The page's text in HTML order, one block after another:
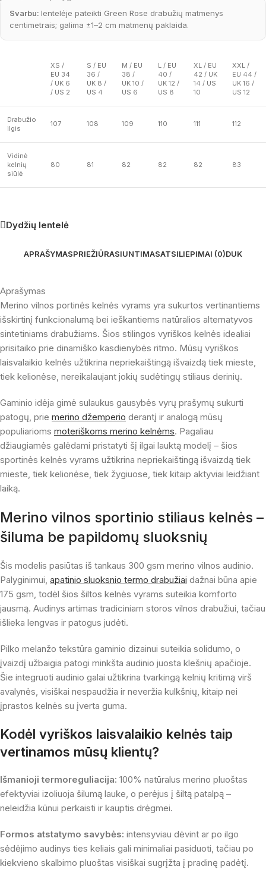
Svarbu: lentelėje pateikti Green Rose drabužių matmenys
centimetrais; galima ±1–2 cm matmenų paklaida.
XS /
EU 34
/ UK 6
/ US 2
S / EU
36 /
UK 8 /
US 4
M / EU
38 /
UK 10 /
US 6
L / EU
40 /
UK 12 /
US 8
XL / EU
42 / UK
14 / US
10
XXL /
EU 44 /
UK 16 /
US 12
Drabužio
ilgis
107 108 109 110 111 112
Vidinė
kelnių
siūlė
80 81 82 82 82 83
Dydžių lentelė
APRAŠYMASPRIEŽIŪRASIUNTIMASATSILIEPIMAI (0)DUK
Aprašymas
Merino vilnos portinės kelnės vyrams yra sukurtos vertinantiems
išskirtinį funkcionalumą bei ieškantiems natūralios alternatyvos
sintetiniams drabužiams. Šios stilingos vyriškos kelnės idealiai
prisitaiko prie dinamiško kasdienybės ritmo. Mūsų vyriškos
laisvalaikio kelnės užtikrina nepriekaištingą išvaizdą tiek mieste,
tiek kelionėse, nereikalaujant jokių sudėtingų stiliaus derinių.
Gaminio idėja gimė sulaukus gausybės vyrų prašymų sukurti
patogų, prie merino džemperio derantį ir analogą mūsų
populiarioms moteriškoms merino kelnėms. Pagaliau
džiaugiamės galėdami pristatyti šį ilgai lauktą modelį – šios
sportinės kelnės vyrams užtikrina nepriekaištingą išvaizdą tiek
mieste, tiek kelionėse, tiek žygiuose, tiek kitaip aktyviai leidžiant
laiką.
Merino vilnos sportinio stiliaus kelnės –
šiluma be papildomų sluoksnių
Šis modelis pasiūtas iš tankaus 300 gsm merino vilnos audinio.
Palyginimui, apatinio sluoksnio termo drabužiai dažnai būna apie
175 gsm, todėl šios šiltos kelnės vyrams suteikia komforto
jausmą. Audinys artimas tradiciniam storos vilnos drabužiui, tačiau
išlieka lengvas ir patogus judėti.
Pilko melanžo tekstūra gaminio dizainui suteikia solidumo, o
įvaizdį užbaigia patogi minkšta audinio juosta klešnių apačioje.
Šie integruoti audinio galai užtikrina tvarkingą kelnių kritimą virš
avalynės, visiškai nespaudžia ir neveržia kulkšnių, kitaip nei
įprastos kelnės su įverta guma.
Kodėl vyriškos laisvalaikio kelnės taip
vertinamos mūsų klientų?
Išmanioji termoreguliacija: 100% natūralus merino pluoštas
efektyviai izoliuoja šilumą lauke, o perėjus į šiltą patalpą –
neleidžia kūnui perkaisti ir kauptis drėgmei.
Formos atstatymo savybės: intensyviau dėvint ar po ilgo
sėdėjimo audinys ties keliais gali minimaliai pasiduoti, tačiau po
kiekvieno skalbimo pluoštas visiškai sugrįžta į pradinę padėtį.